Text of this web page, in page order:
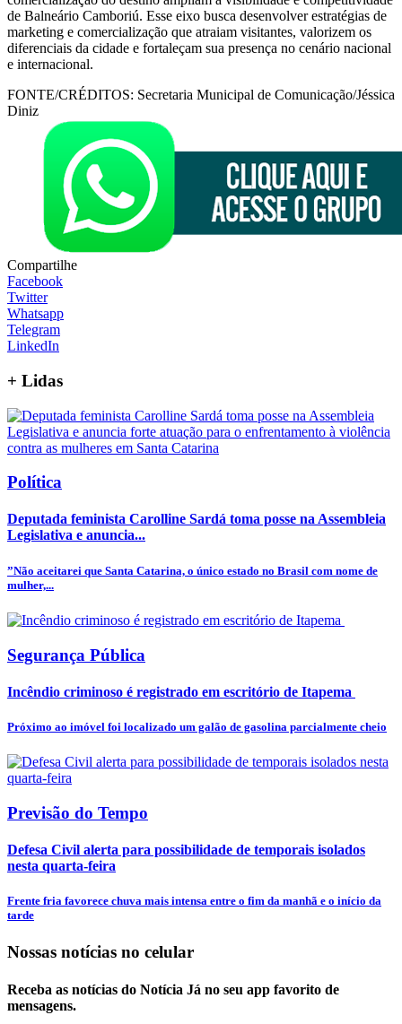
de Balneário Camboriú. Esse eixo busca desenvolver estratégias de
marketing e comercialização que atraiam visitantes, valorizem os
diferenciais da cidade e fortaleçam sua presença no cenário nacional
e internacional.
FONTE/CRÉDITOS: Secretaria Municipal de Comunicação/Jéssica
Diniz
Compartilhe
Facebook
Twitter
Whatsapp
Telegram
LinkedIn
+ Lidas
Política
Deputada feminista Carolline Sardá toma posse na Assembleia
Legislativa e anuncia...
”Não aceitarei que Santa Catarina, o único estado no Brasil com nome de
mulher,...
Segurança Pública
Incêndio criminoso é registrado em escritório de Itapema
Próximo ao imóvel foi localizado um galão de gasolina parcialmente cheio
Previsão do Tempo
Defesa Civil alerta para possibilidade de temporais isolados
nesta quarta-feira
Frente fria favorece chuva mais intensa entre o fim da manhã e o início da
tarde
Nossas notícias no celular
Receba as notícias do Notícia Já no seu app favorito de
mensagens.